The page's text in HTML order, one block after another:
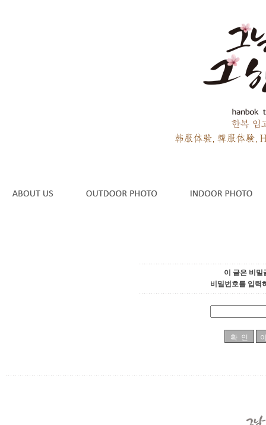
이 글은 비밀
비밀번호를 입력